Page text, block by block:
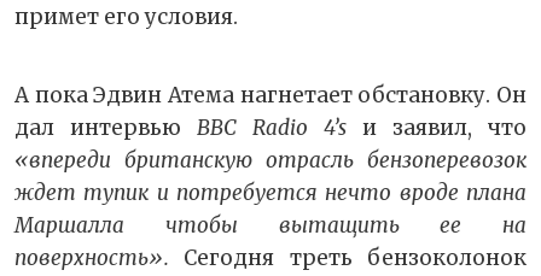
примет его условия.
А пока Эдвин Атема нагнетает обстановку. Он
дал интервью BBC Radio 4’s и заявил, что
«впереди британскую отрасль бензоперевозок
ждет тупик и потребуется нечто вроде плана
Маршалла чтобы вытащить ее на
поверхность». Сегодня треть бензоколонок